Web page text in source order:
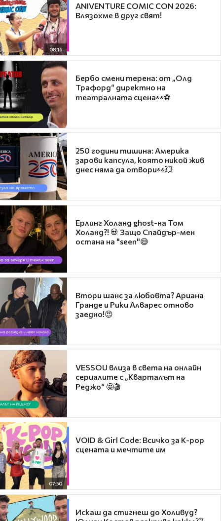
08:16
ANIVENTURE COMIC CON 2026:
Влязохме в друг свят!
Бербо смени терена: от „Олд
Трафорд“ директно на
театралната сцена👀⚽
250 години тишина: Америка
зарови капсула, която никой жив
днес няма да отвори👀💥
Ерлинг Холанд ghost-на Том
Холанд?! 💀 Защо Спайдър-мен
остана на "seen"😅
Втори шанс за любовта? Ариана
Гранде и Рики Алварес отново
заедно!😍
VESSOU влиза в света на онлайн
сериалите с „Кварталът на
Реджо“ 🤩🎬
07:50
VOID & Girl Code: Всичко за K-pop
сцената и мечтите им
Искаш да стигнеш до Холивуд?